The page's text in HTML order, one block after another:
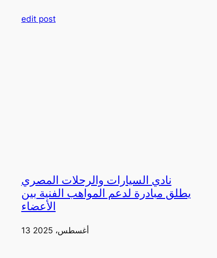
edit post
نادي السيارات والرحلات المصري
يطلق مبادرة لدعم المواهب الفنية بين
الأعضاء
13 أغسطس، 2025